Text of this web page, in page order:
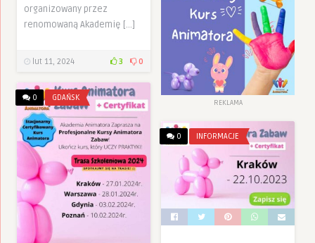
organizowany przez
renomowaną Akademię […]
lut 11, 2024 3 0
REKLAMA
0 GDAŃSK
0 INFORMACJE